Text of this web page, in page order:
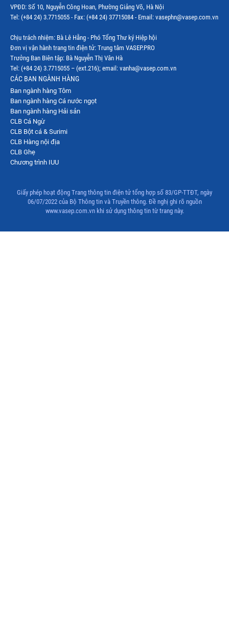
Thị trường Mỹ
Thị trường Nga
Thị trường Hàn Quốc
Thị trường Nhật Bản
Thị trường Thái Lan
Thị trường Trung Quốc
Thị trường Philippines
Thị trường Tây Ban Nha
Thị trường thủy sản khác
VPĐD: Số 10, Nguyễn Công Hoan, Phường Giảng Võ, Hà Nội
Tel: (+84 24) 3.7715055 - Fax: (+84 24) 37715084 - Email: vasephn@vasep.com.vn
Chịu trách nhiệm: Bà Lê Hằng - Phó Tổng Thư ký Hiệp hội
Đơn vị vận hành trang tin điện tử: Trung tâm VASEP.PRO
Trưởng Ban Biên tập: Bà Nguyễn Thị Vân Hà
Tel: (+84 24) 3.7715055 – (ext.216); email: vanha@vasep.com.vn
CÁC BAN NGÀNH HÀNG
Ban ngành hàng Tôm
Ban ngành hàng Cá nước ngọt
Ban ngành hàng Hải sản
CLB Cá Ngừ
CLB Bột cá & Surimi
CLB Hàng nội địa
CLB Ghẹ
Chương trình IUU
Giấy phép hoạt động Trang thông tin điện tử tổng hợp số 83/GP-TTĐT, ngày
06/07/2022 của Bộ Thông tin và Truyền thông. Đề nghị ghi rõ nguồn
www.vasep.com.vn khi sử dụng thông tin từ trang này.